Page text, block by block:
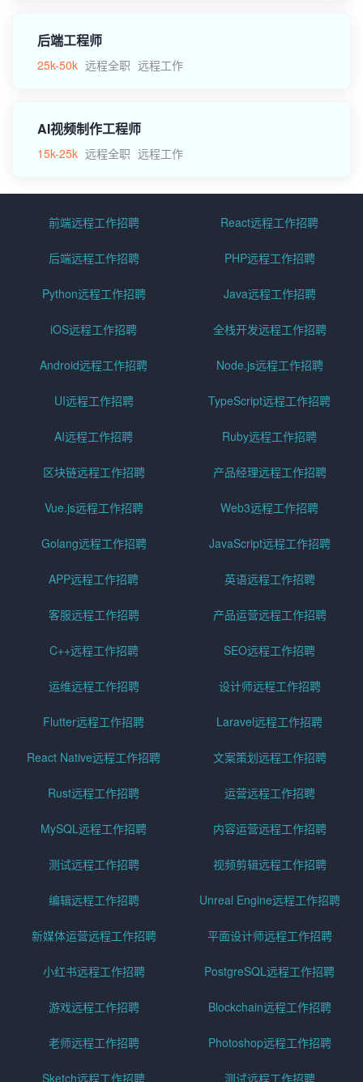
后端工程师
25k-50k 远程全职 远程工作
AI视频制作工程师
15k-25k 远程全职 远程工作
前端远程工作招聘 React远程工作招聘
后端远程工作招聘 PHP远程工作招聘
Python远程工作招聘 Java远程工作招聘
iOS远程工作招聘 全栈开发远程工作招聘
Android远程工作招聘 Node.js远程工作招聘
UI远程工作招聘 TypeScript远程工作招聘
AI远程工作招聘 Ruby远程工作招聘
区块链远程工作招聘 产品经理远程工作招聘
Vue.js远程工作招聘 Web3远程工作招聘
Golang远程工作招聘 JavaScript远程工作招聘
APP远程工作招聘 英语远程工作招聘
客服远程工作招聘 产品运营远程工作招聘
C++远程工作招聘 SEO远程工作招聘
运维远程工作招聘 设计师远程工作招聘
Flutter远程工作招聘 Laravel远程工作招聘
React Native远程工作招聘 文案策划远程工作招聘
Rust远程工作招聘 运营远程工作招聘
MySQL远程工作招聘 内容运营远程工作招聘
测试远程工作招聘 视频剪辑远程工作招聘
编辑远程工作招聘 Unreal Engine远程工作招聘
新媒体运营远程工作招聘 平面设计师远程工作招聘
小红书远程工作招聘 PostgreSQL远程工作招聘
游戏远程工作招聘 Blockchain远程工作招聘
老师远程工作招聘 Photoshop远程工作招聘
Sketch远程工作招聘 测试远程工作招聘